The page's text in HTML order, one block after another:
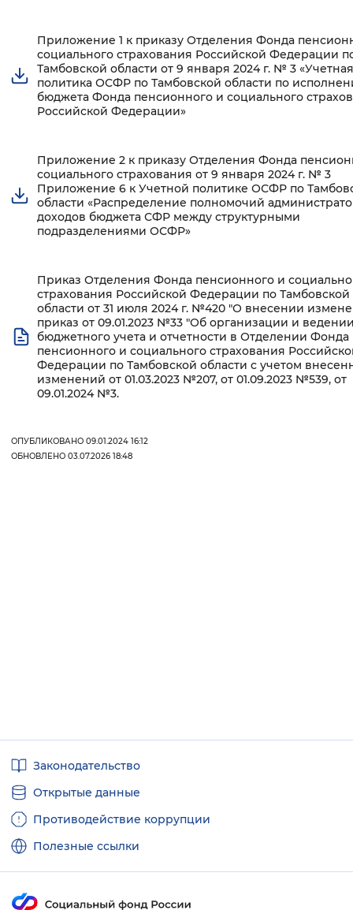
Изображения
Включены Выключены
Воспроизвести Остановить
Вернуть стандартные настройки
Приложение 1 к приказу Отделения Фонда
социального страхования Российской Федерации
Тамбовской области от 9 января 2024 г. № 3 «Учетная
политика ОСФР по Тамбовской области по
бюджета Фонда пенсионного и социального
Российской Федерации»
Приложение 2 к приказу Отделения Фонда
социального страхования от 9 января 2024 г. № 3
Приложение 6 к Учетной политике ОСФР по
области «Распределение полномочий
доходов бюджета СФР между структурными
подразделениями ОСФР»
Приказ Отделения Фонда пенсионного и
страхования Российской Федерации по Тамбовской
области от 31 июля 2024 г. №420 "О внесении
приказ от 09.01.2023 №33 "Об организации и
бюджетного учета и отчетности в Отделении Фонда
пенсионного и социального страхования
Федерации по Тамбовской области с учетом
изменений от 01.03.2023 №207, от 01.09.2023 №539, от
09.01.2024 №3.
ОПУБЛИКОВАНО 09.01.2024 16:12
ОБНОВЛЕНО 03.07.2026 18:48
ссылкиЗаконодательство
Открытые данные
Противодействие коррупции
Полезные ссылки